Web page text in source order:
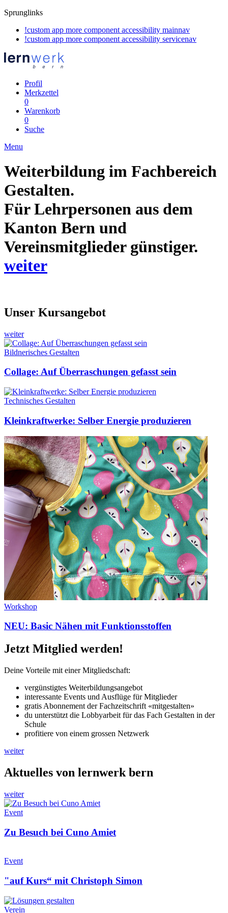
Sprunglinks
!custom app more component accessibility mainnav
!custom app more component accessibility servicenav
Profil
Merkzettel
0
Warenkorb
0
Suche
Menu
Weiterbildung im Fachbereich
Gestalten.
Für Lehrpersonen aus dem
Kanton Bern und
Vereinsmitglieder günstiger.
weiter
Unser Kursangebot
weiter
Bildnerisches Gestalten
Collage: Auf Überraschungen gefasst sein
Technisches Gestalten
Kleinkraftwerke: Selber Energie produzieren
Workshop
NEU: Basic Nähen mit Funktionsstoffen
Jetzt Mitglied werden!
Deine Vorteile mit einer Mitgliedschaft:
vergünstigtes Weiterbildungsangebot
interessante Events und Ausflüge für Mitglieder
gratis Abonnement der Fachzeitschrift «mitgestalten»
du unterstützt die Lobbyarbeit für das Fach Gestalten in der
Schule
profitiere von einem grossen Netzwerk
weiter
Aktuelles von lernwerk bern
weiter
Event
Zu Besuch bei Cuno Amiet
Event
"auf Kurs“ mit Christoph Simon
Verein